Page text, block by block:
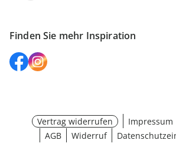
Finden Sie mehr Inspiration
Vertrag widerrufen Impressum
AGB
Widerruf